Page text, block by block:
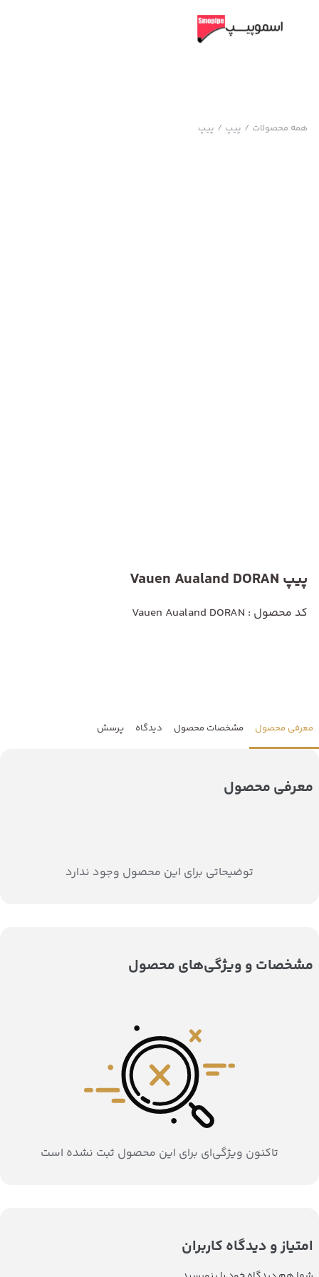
همه محصولات / پیپ / پیپ
پیپ Vauen Aualand DORAN
کد محصول : Vauen Aualand DORAN
معرفی محصول مشخصات محصول دیدگاه پرسش
معرفی محصول
توضیحاتی برای این محصول وجود ندارد
مشخصات و ویژگی‌های محصول
تاکنون ویژگی‌ای برای این محصول ثبت نشده است
امتیاز و دیدگاه کاربران